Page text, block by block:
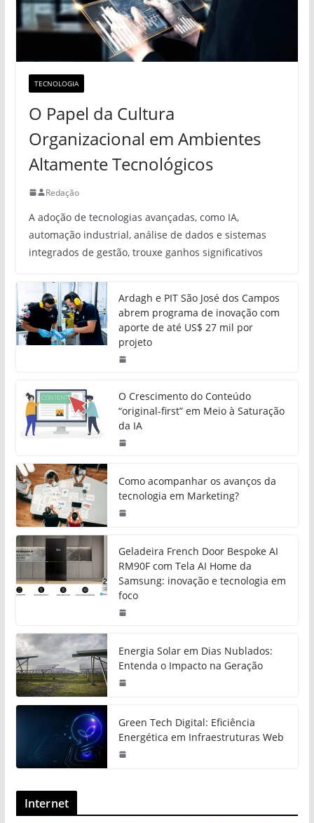
TECNOLOGIA
O Papel da Cultura
Organizacional em Ambientes
Altamente Tecnológicos
Redação
A adoção de tecnologias avançadas, como IA,
automação industrial, análise de dados e sistemas
integrados de gestão, trouxe ganhos significativos
Ardagh e PIT São José dos Campos
abrem programa de inovação com
aporte de até US$ 27 mil por
projeto
O Crescimento do Conteúdo
“original-first” em Meio à Saturação
da IA
Como acompanhar os avanços da
tecnologia em Marketing?
Geladeira French Door Bespoke AI
RM90F com Tela AI Home da
Samsung: inovação e tecnologia em
foco
Energia Solar em Dias Nublados:
Entenda o Impacto na Geração
Green Tech Digital: Eficiência
Energética em Infraestruturas Web
Internet